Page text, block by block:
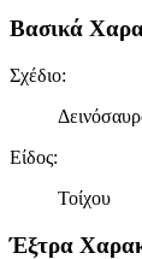
Βασικά
Σχέδιο:
Είδος:
Τοίχου
Έξτρα